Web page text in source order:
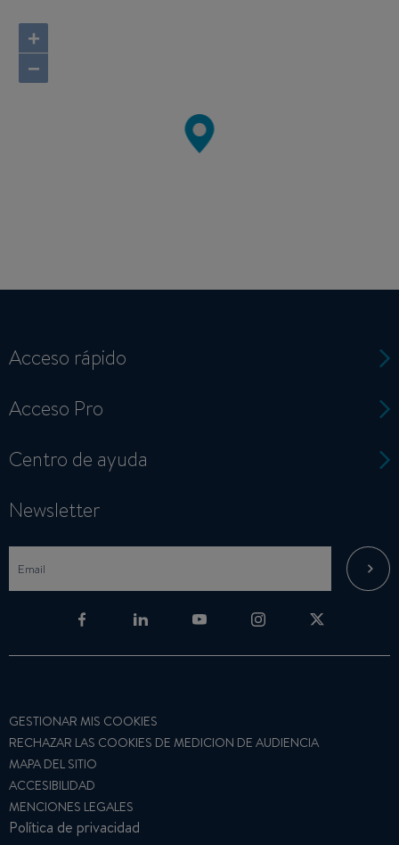
+
−
Acceso rápido
Acceso Pro
Centro de ayuda
Newsletter
GESTIONAR MIS COOKIES
RECHAZAR LAS COOKIES DE MEDICION DE AUDIENCIA
MAPA DEL SITIO
ACCESIBILIDAD
MENCIONES LEGALES
Política de privacidad